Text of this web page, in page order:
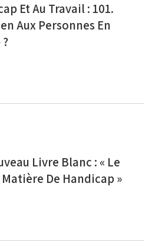
Et Au Travail : 101.
Aux Personnes En
Livre Blanc : « Le
De Handicap »